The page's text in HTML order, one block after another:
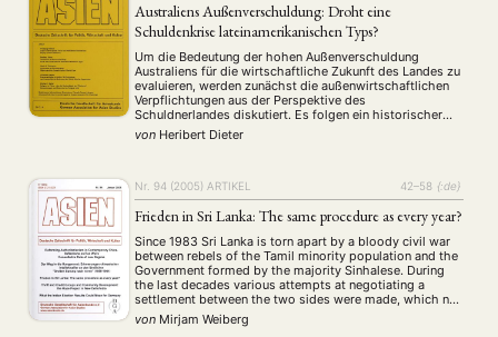
Australiens Außenverschuldung: Droht eine
Schuldenkrise lateinamerikanischen Typs?
Um die Bedeutung der hohen Außenverschuldung
Australiens für die wirtschaftliche Zukunft des Landes zu
evaluieren, werden zunächst die außenwirtschaftlichen
Verpflichtungen aus der Perspektive des
Schuldnerlandes diskutiert. Es folgen ein historischer
Abriß der Außenverschuldung sowie eine Analyse ihrer
Struktur und der übrigen außenwirtschaftlichen
Ähnlichkeiten mit lateinamerikanischen Schuldnern.
von Heribert Dieter
Nr. 94 (2005) ARTIKEL 42–58 {:de}
Frieden in Sri Lanka: The same procedure as every year?
Since 1983 Sri Lanka is torn apart by a bloody civil war
between rebels of the Tamil minority population and the
Government formed by the majority Sinhalese. During
the last decades various attempts at negotiating a
settlement between the two sides were made, which not
only failed abysmally but led to further escalation of the
…
von Mirjam Weiberg